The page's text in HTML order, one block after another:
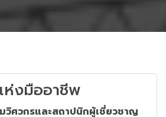
ห่งมืออาชีพ
วิศวกรและสถาปนิกผู้เชี่ยวชาญ